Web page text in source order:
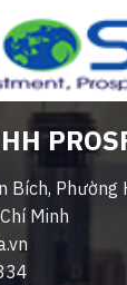
Bích, Phường
Minh